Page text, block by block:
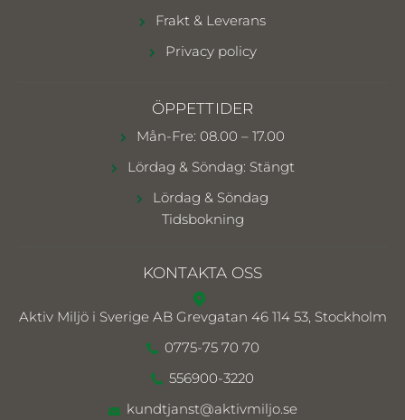
Frakt & Leverans
Privacy policy
ÖPPETTIDER
Mån-Fre: 08.00 – 17.00
Lördag & Söndag: Stängt
Lördag & Söndag
Tidsbokning
KONTAKTA OSS
Aktiv Miljö i Sverige AB Grevgatan 46 114 53, Stockholm
0775-75 70 70
556900-3220
kundtjanst@aktivmiljo.se